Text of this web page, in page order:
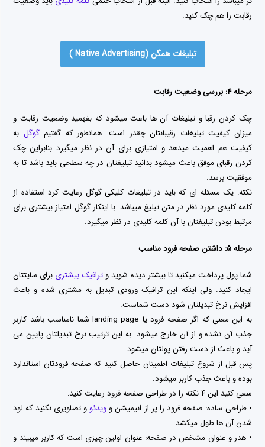
رقابت را هم چک کنید.
تبلیغات همگن (Native Advertising )
مرحله ۴: بررسی وضعیت رقابت
چک کردن رقبا و تبلیغات آن ها باعث میشود که بفهمید وضعیت رقابت و
میزان کیفیت تبلیغات رقیبانتان چقدر است. همانطور که گفتیمگوگل به
کیفیت هم اهمیت میدهد و امتیازی برای آن در نظر میگیرد بنابراین چک
کردن رقبای موفق باعث میشود بدانید تبلیغتان در چه سطحی باید باشد تا به
موفقیت برسد.
نکته: یک مسئله ای که باید در تبلیغات کلیکی گوگل رعایت کرد استفاده از
کلمه کلیدی مورد نظر در متن تبلیغ میباشد. با اینکار گوگل امتیاز بیشتری برای
مرتبط بودن تبلیغتان با آن کلمه کلیدی در نظر میگیرد.
مرحله ۵: داشتن صفحه فرود مناسب
شما پول پرداخت میکنید تا بیشتر دیده شوید و ترافیک بیشتری برای سایتتان
ایجاد کنید. ولی اینکه این ترافیک ورودی تبدیل به مشتری شده و باعث
افزایش نرخ تبدیلتان شود دست شماست.
به این معنی که اگر صفحه فرود یا landing page شما نامناسب باشد کاربر
جذب آن نشده و از آن خارج میشود. به این ترتیب نرخ تبدیلتان پایین می
آید و باعث از دست رفتن پولتان میشود.
پس قبل از شروع تبلیغات اطمینان حاصل کنید که صفحه فرودتان استاندارد
بوده و باعث جذب کاربر میشود.
سعی کنید این ۴ نکته را در طراحی صفحه فرود رعایت کنید:
• طراحی ساده: صفحه فرود را پر از انیمیشن و ویدئوو تصاویری نکنید که لود
شدن آن ها طول میکشد.
• هدر و عنوان مشخص در صفحه: عنوان اولین چیزی است که کاربر میبیند و